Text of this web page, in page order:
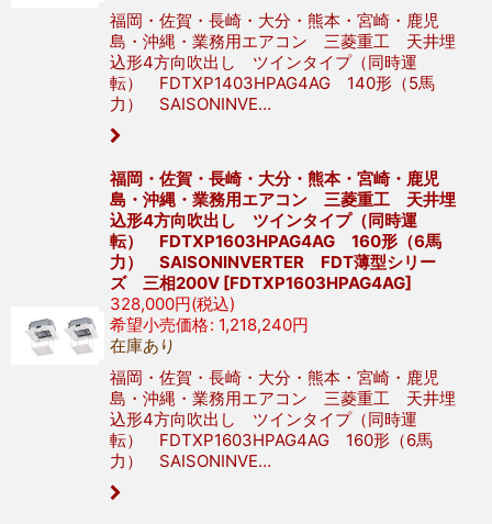
福岡・佐賀・長崎・大分・熊本・宮崎・鹿児
島・沖縄・業務用エアコン 三菱重工 天井埋
込形4方向吹出し ツインタイプ（同時運
転） FDTXP1403HPAG4AG 140形（5馬
力） SAISONINVE…
福岡・佐賀・長崎・大分・熊本・宮崎・鹿児
島・沖縄・業務用エアコン 三菱重工 天井埋
込形4方向吹出し ツインタイプ（同時運
転） FDTXP1603HPAG4AG 160形（6馬
力） SAISONINVERTER FDT薄型シリー
ズ 三相200V [FDTXP1603HPAG4AG]
328,000円(税込)
希望小売価格: 1,218,240円
在庫あり
福岡・佐賀・長崎・大分・熊本・宮崎・鹿児
島・沖縄・業務用エアコン 三菱重工 天井埋
込形4方向吹出し ツインタイプ（同時運
転） FDTXP1603HPAG4AG 160形（6馬
力） SAISONINVE…